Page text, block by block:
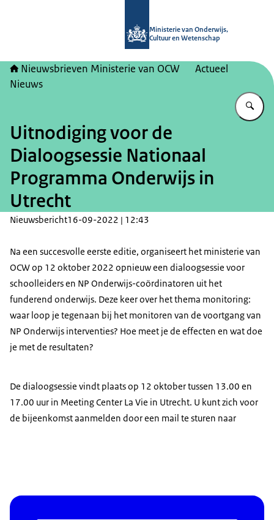
Ministerie van Onderwijs,
Cultuur en Wetenschap
Nieuwsbrieven Ministerie van OCW
Actueel
Nieuws
Uitnodiging voor de
Dialoogsessie Nationaal
Programma Onderwijs in
Utrecht
Nieuwsbericht16-09-2022 | 12:43
Na een succesvolle eerste editie, organiseert het ministerie van
OCW op 12 oktober 2022 opnieuw een dialoogsessie voor
schoolleiders en NP Onderwijs-coördinatoren uit het
funderend onderwijs. Deze keer over het thema monitoring:
waar loop je tegenaan bij het monitoren van de voortgang van
NP Onderwijs interventies? Hoe meet je de effecten en wat doe
je met de resultaten?
De dialoogsessie vindt plaats op 12 oktober tussen 13.00 en
17.00 uur in Meeting Center La Vie in Utrecht. U kunt zich voor
de bijeenkomst aanmelden door een mail te sturen naar